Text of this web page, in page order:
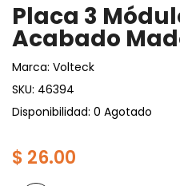
Placa 3
Acabado
Marca: Volteck
SKU: 46394
Disponibilidad: 0 Agotado
$ 26.00